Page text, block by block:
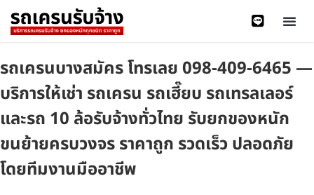
รถเครนบางสมัคร โทรเลย 098-409-6465 —
บริการให้เช่า รถเครน รถเฮี๊ยบ รถเทรลเลอร์
และรถ 10 ล้อรับจ้างทั่วไทย รับยกของหนัก
ขนย้ายครบวงจร ราคาถูก รวดเร็ว ปลอดภัย
โดยทีมงานมืออาชีพ